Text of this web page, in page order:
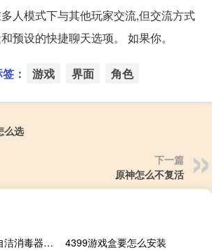
人模式下与其他玩家交流,但交流方式
预设的快捷聊天选项。 如果你。
： 游戏 界面 角色
么选
下一篇
原神怎么不复活
自洁消毒器 - 水箱自洁消毒器安装图集
4399游戏盒要怎么安装